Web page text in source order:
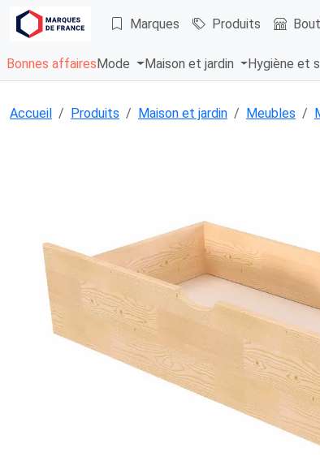
Marques Produits
Bonnes affaires Mode Maison et jardin Hygiène et
Accueil Produits Maison et jardin Meubles